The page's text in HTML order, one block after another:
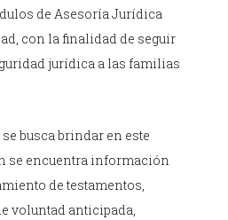
de Asesoría Jurídica
con la finalidad de seguir
jurídica a las familias
busca brindar en este
se encuentra información
de testamentos,
voluntad anticipada,